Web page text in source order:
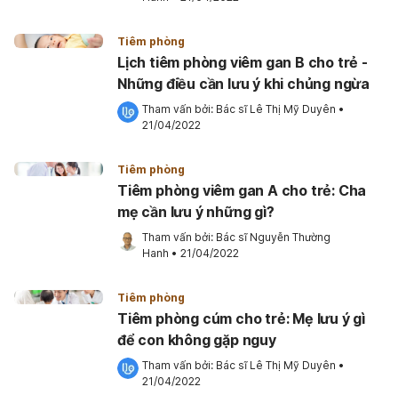
Tiêm phòng
Lịch tiêm phòng viêm gan B cho trẻ -
Những điều cần lưu ý khi chủng ngừa
Tham vấn bởi: Bác sĩ Lê Thị Mỹ Duyên •
21/04/2022
Tiêm phòng
Tiêm phòng viêm gan A cho trẻ: Cha
mẹ cần lưu ý những gì?
Tham vấn bởi: Bác sĩ Nguyễn Thường
Hanh • 21/04/2022
Tiêm phòng
Tiêm phòng cúm cho trẻ: Mẹ lưu ý gì
để con không gặp nguy
Tham vấn bởi: Bác sĩ Lê Thị Mỹ Duyên •
21/04/2022